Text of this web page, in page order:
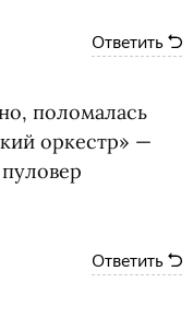
Ответить
поломалась
оркестр» —
Ответить